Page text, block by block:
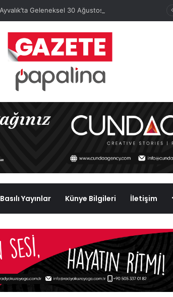
Basılı Yayınlar Künye Bilgileri İletişim